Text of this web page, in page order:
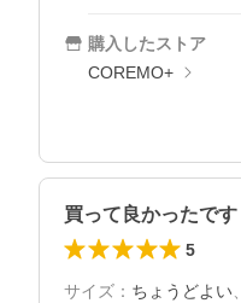
購入したストア
COREMO+
買って良かったです
5
サイズ ： ちょうどよい、